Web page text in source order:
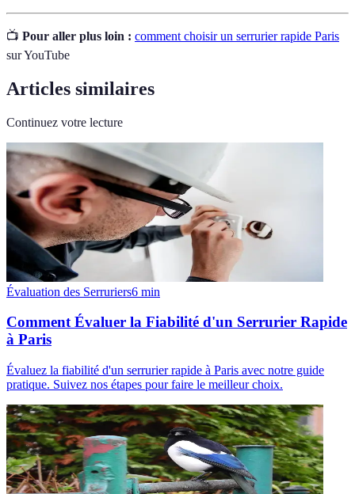
📺 Pour aller plus loin : comment choisir un serrurier rapide Paris
sur YouTube
Articles similaires
Continuez votre lecture
Évaluation des Serruriers6 min
Comment Évaluer la Fiabilité d'un Serrurier Rapide
à Paris
Évaluez la fiabilité d'un serrurier rapide à Paris avec notre guide
pratique. Suivez nos étapes pour faire le meilleur choix.